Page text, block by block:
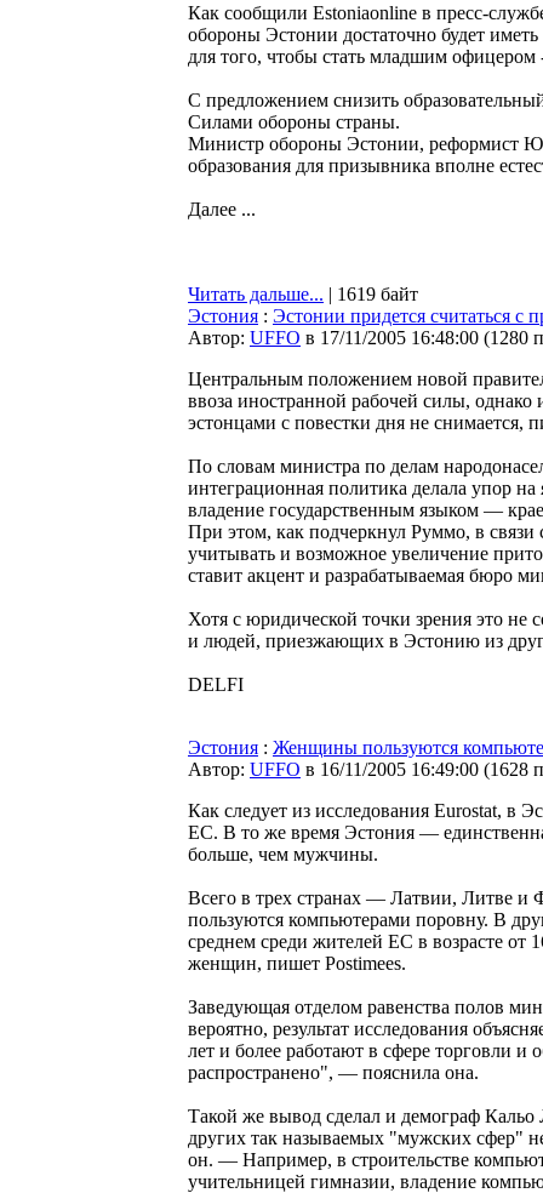
Как сообщили Estoniaonline в пресс-
обороны Эстонии достаточно будет
для того, чтобы стать младшим офицером
С предложением снизить
Силами обороны страны.
Министр обороны Эстонии, реформист
образования для призывника вполне
Далее ...
Читать дальше... | 1619 байт
Эстония : Эстонии придется считаться с
Автор: UFFO в 17/11/2005 16:48:00 (1280
Центральным положением новой
ввоза иностранной рабочей силы,
эстонцами с повестки дня не снимается,
По словам министра по делам
интеграционная политика делала упор
владение государственным языком —
При этом, как подчеркнул Руммо, в
учитывать и возможное увеличение
ставит акцент и разрабатываемая бюро
Хотя с юридической точки зрения это не
и людей, приезжающих в Эстонию из
DELFI
Эстония : Женщины пользуются
Автор: UFFO в 16/11/2005 16:49:00 (1628
Как следует из исследования Eurostat, в
ЕС. В то же время Эстония —
больше, чем мужчины.
Всего в трех странах — Латвии, Литве
пользуются компьютерами поровну. В
среднем среди жителей ЕС в возрасте от
женщин, пишет Postimees.
Заведующая отделом равенства полов
вероятно, результат исследования
лет и более работают в сфере торговли и
распространено", — пояснила она.
Такой же вывод сделал и демограф
других так называемых "мужских сфер"
он. — Например, в строительстве
учительницей гимназии, владение